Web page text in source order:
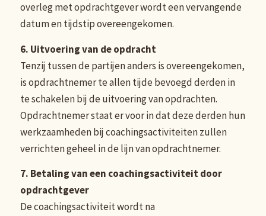
overleg met opdrachtgever wordt een vervangende
datum en tijdstip overeengekomen.
6. Uitvoering van de opdracht
Tenzij tussen de partijen anders is overeengekomen,
is opdrachtnemer te allen tijde bevoegd derden in
te schakelen bij de uitvoering van opdrachten.
Opdrachtnemer staat er voor in dat deze derden hun
werkzaamheden bij coachingsactiviteiten zullen
verrichten geheel in de lijn van opdrachtnemer.
7. Betaling van een coachingsactiviteit door
opdrachtgever
De coachingsactiviteit wordt na